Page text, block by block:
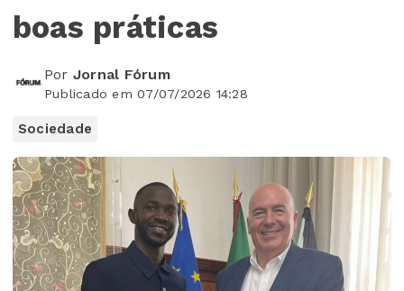
boas práticas
Por Jornal Fórum
Publicado em 07/07/2026 14:28
Sociedade